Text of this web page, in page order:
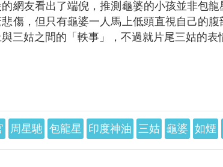
網友看出了端倪，推測龜婆的小孩並非包
悲傷，但只有龜婆一人馬上低頭直視自己的
三姑之間的「軼事」，不過就片尾三姑的表
周星馳 包龍星 印度神油 三姑 龜婆 如煙